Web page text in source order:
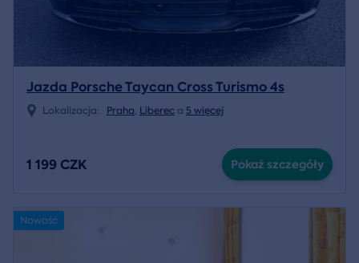
Jazda Porsche Taycan Cross Turismo 4s
Lokalizacja: Praha, Liberec a 5 więcej
1 199 CZK Pokaż szczegóły
Nowość